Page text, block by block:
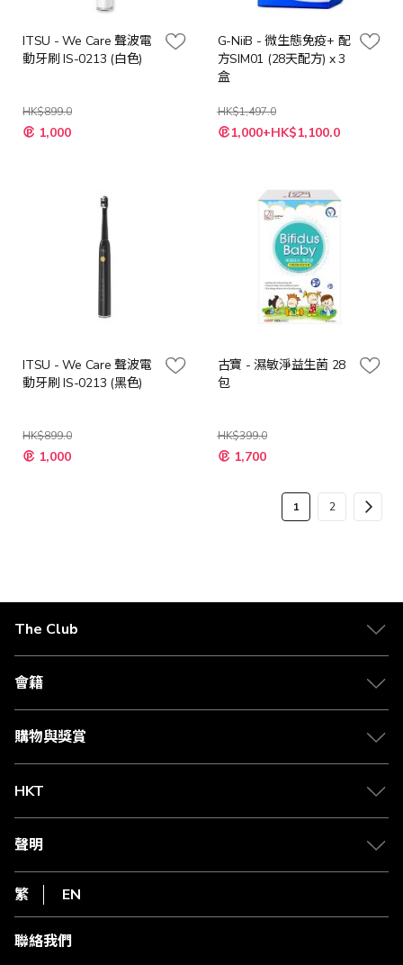
ITSU - We Care 聲波電
動牙刷 IS-0213 (白色)
HK$899.0
特
殊 1,000
G-NiiB - 微生態免疫+ 配
方SIM01 (28天配方) x 3
盒
HK$1,497.0
特
殊 1,000+HK$1,100.0
ITSU - We Care 聲波電
動牙刷 IS-0213 (黑色)
HK$899.0
特
殊 1,000
古寶 - 濕敏淨益生菌 28
包
HK$399.0
特
殊 1,700
頁
您
1
頁
2
The Club
關於 The Club
合作夥伴
媒體中心
會籍
會籍及專屬禮遇
賺取積分
購物與獎賞
物流與配送
Club Shopping 商品領取站
常見問題
HKT
csl.
1010
HKT
聲明
私隱聲明
使用條款
條款及細則
不歧視及不騷擾聲明
繁 EN
聯絡我們